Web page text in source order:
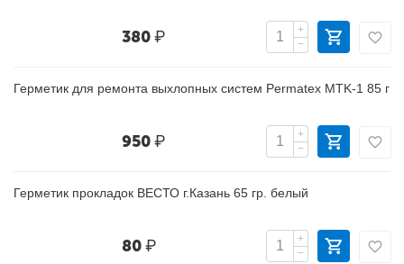
380₽
+
−
Герметик для ремонта выхлопных систем Permatex MTK-1 85 г
950₽
+
−
Герметик прокладок ВЕСТО г.Казань 65 гр. белый
80₽
+
−